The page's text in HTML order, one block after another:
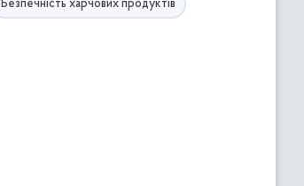
Безпечність харчових продуктів